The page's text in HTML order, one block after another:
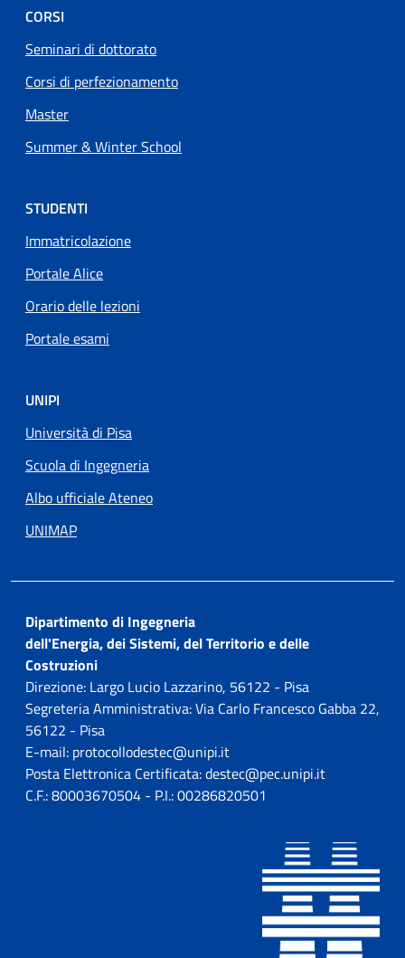
CORSI
Seminari di dottorato
Corsi di perfezionamento
Master
Summer & Winter School
STUDENTI
Immatricolazione
Portale Alice
Orario delle lezioni
Portale esami
UNIPI
Università di Pisa
Scuola di Ingegneria
Albo ufficiale Ateneo
UNIMAP
Dipartimento di Ingegneria
dell'Energia, dei Sistemi, del Territorio e delle
Costruzioni
Direzione: Largo Lucio Lazzarino, 56122 - Pisa
Segreteria Amministrativa: Via Carlo Francesco Gabba 22,
56122 - Pisa
E-mail: protocollodestec@unipi.it
Posta Elettronica Certificata: destec@pec.unipi.it
C.F.: 80003670504 - P.I.: 00286820501